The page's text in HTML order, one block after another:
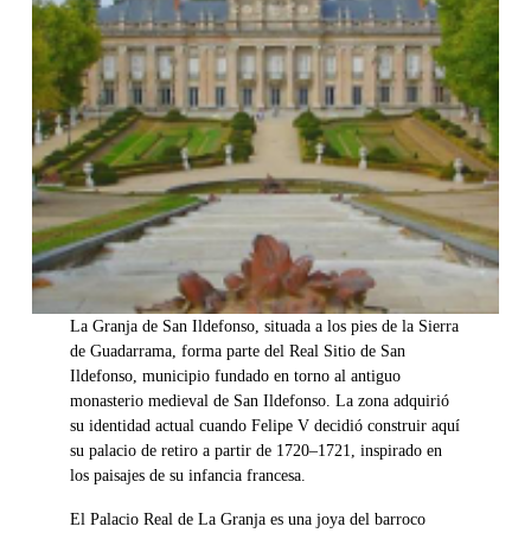
La Granja de San Ildefonso, situada a los pies de la Sierra
de Guadarrama, forma parte del Real Sitio de San
Ildefonso, municipio fundado en torno al antiguo
monasterio medieval de San Ildefonso. La zona adquirió
su identidad actual cuando Felipe V decidió construir aquí
su palacio de retiro a partir de 1720–1721, inspirado en
los paisajes de su infancia francesa.
El Palacio Real de La Granja es una joya del barroco